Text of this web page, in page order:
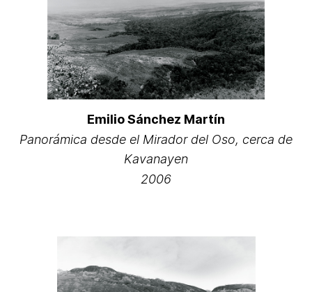
Emilio Sánchez Martín
Panorámica desde el Mirador del Oso, cerca de
Kavanayen
2006